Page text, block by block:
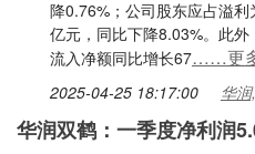
降0.76%；公司股东应占溢
亿元，同比下降8.03%。此
流入净额同比增长67……更
2025-04-25 18:17:00 华
华润双鹤：一季度净利润